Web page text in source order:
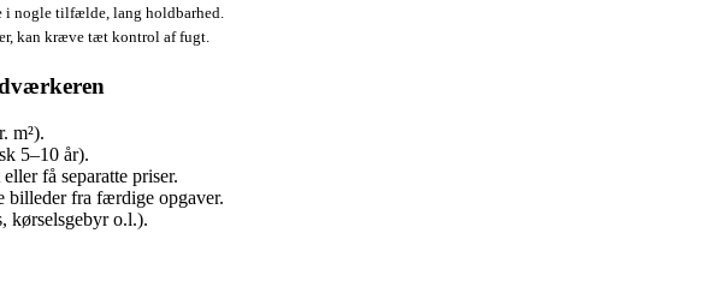
i nogle tilfælde, lang holdbarhed.
kan kræve tæt kontrol af fugt.
m²).
5–10 år).
få separatte priser.
fra færdige opgaver.
kørselsgebyr o.l.).